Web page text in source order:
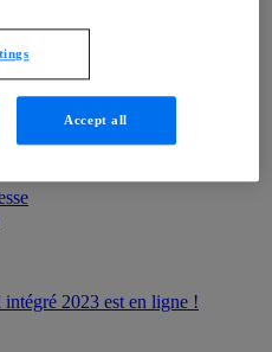
2023 est en ligne !
Accept all